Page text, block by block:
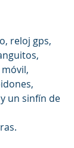
reloj gps,
un sinfín de